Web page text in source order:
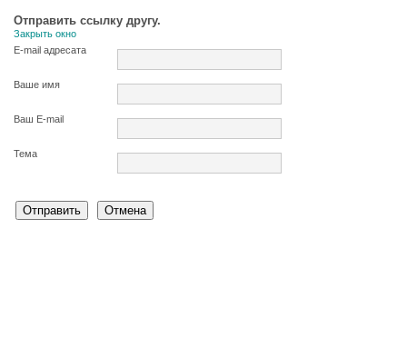
Отправить ссылку другу.
Закрыть окно
E-mail адресата
Ваше имя
Ваш E-mail
Тема
Отправить Отмена